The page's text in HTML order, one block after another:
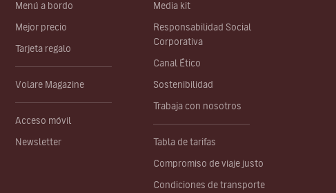
Menú a bordo
Mejor precio
Tarjeta regalo
Volare Magazine
Acceso móvil
Newsletter
Media kit
Responsabilidad Social
Corporativa
Canal Ético
Sostenibilidad
Trabaja con nosotros
Tabla de tarifas
Compromiso de viaje justo
Condiciones de transporte